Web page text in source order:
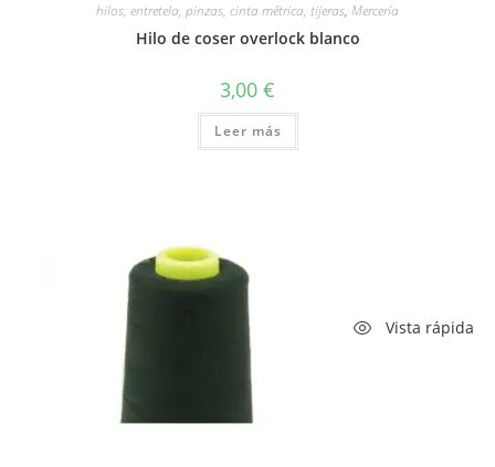
hilos, entretela, pinzas, cinta métrica, tijeras, Mercería
Hilo de coser overlock blanco
3,00 €
Leer más
Vista rápida